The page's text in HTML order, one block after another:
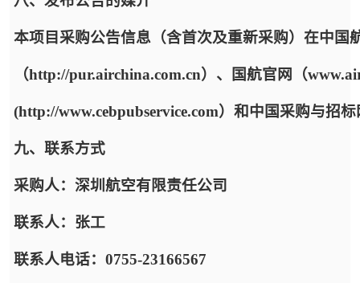
本项目采购公告信息（含首次及重新采购）在中国
（http://pur.airchina.com.cn）、国航官网（
(http://www.cebpubservice.com）和中国采购与招
九、联系方式
采购人：深圳航空有限责任公司
联系人：张工
联系人电话：0755-23166567